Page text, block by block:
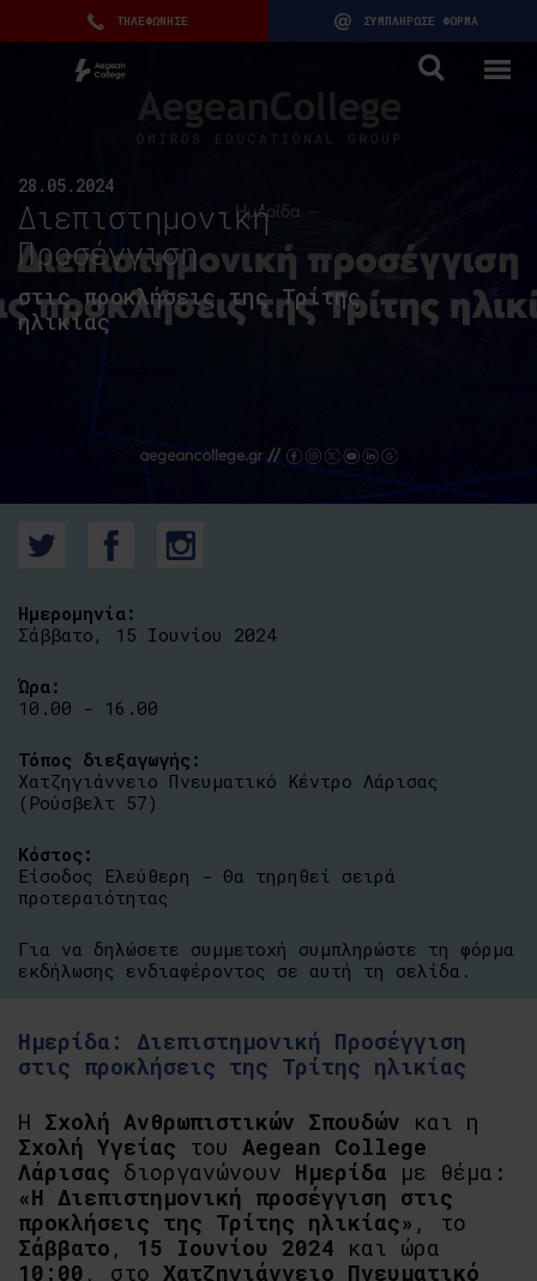
ΤΗΛΕΦΩΝΗΣΕ ΣΥΜΠΛΗΡΩΣΕ ΦΟΡΜΑ
28.05.2024
Διεπιστημονική
Προσέγγιση
στις προκλήσεις της Τρίτης
ηλικίας
Ημερίδα: Διεπιστημονική Προσέγγιση
στις προκλήσεις της Τρίτης ηλικίας
Η Σχολή Ανθρωπιστικών Σπουδών και η
Σχολή Υγείας του Aegean College
Λάρισας διοργανώνουν Ημερίδα με θέμα :
«Η Διεπιστημονική προσέγγιση στις
προκλήσεις της Τρίτης ηλικίας» , το
Σάββατο , 15 Ιουνίου 2024 και ώρα
10 : 00 , στο Χατζηγιάννειο Πνευματικό
Ημερομηνία:
Σάββατο, 15 Ιουνίου 2024
Ώρα:
10.00 - 16.00
Τόπος διεξαγωγής:
Χατζηγιάννειο Πνευματικό Κέντρο Λάρισας
(Ρούσβελτ 57)
Κόστος:
Είσοδος Ελεύθερη - Θα τηρηθεί σειρά
προτεραιότητας
Για να δηλώσετε συμμετοχή συμπληρώστε τη φόρμα
εκδήλωσης ενδιαφέροντος σε αυτή τη σελίδα.